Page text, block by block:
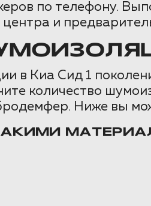
по телефону.
и
в Киа Сид 1
количество
Ниже вы